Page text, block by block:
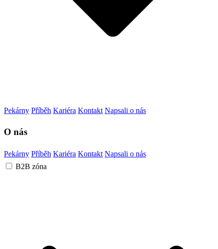
Pekárny Příběh Kariéra Kontakt Napsali o nás
O nás
Pekárny Příběh Kariéra Kontakt Napsali o nás
B2B zóna